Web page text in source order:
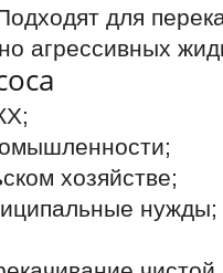
для
агрессивных
хозяйстве;
нужды;